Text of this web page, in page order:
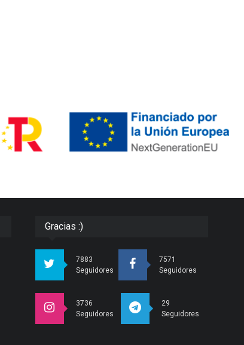
Gracias :)
7883
Seguidores
7571
Seguidores
3736
Seguidores
29
Seguidores